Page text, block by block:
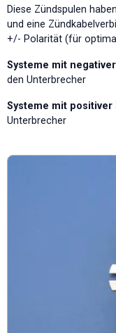
Diese Zündspulen
und eine
+/- Polarität (für
Systeme mit
den Unterbrecher
Systeme mit positiver
Unterbrecher